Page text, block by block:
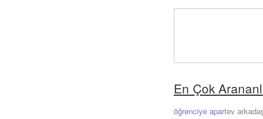
En Çok
öğrenciye apartev